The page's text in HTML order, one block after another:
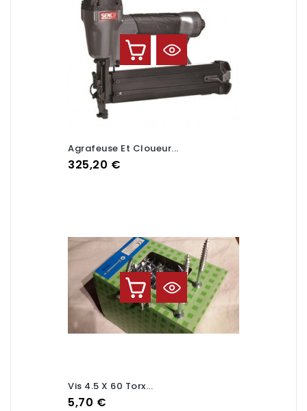
Agrafeuse Et Cloueur...
Prix
325,20 €
Vis 4.5 X 60 Torx...
Prix
5,70 €